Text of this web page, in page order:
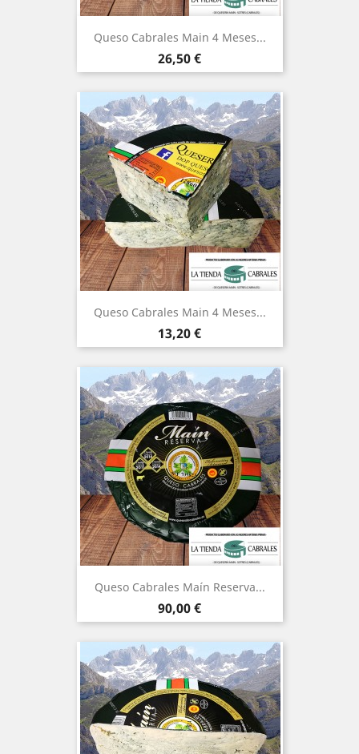
Queso Cabrales Main 4 Meses...
Precio
26,50 €
Queso Cabrales Main 4 Meses...
Precio
13,20 €
Queso Cabrales Maín Reserva...
Precio
90,00 €